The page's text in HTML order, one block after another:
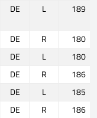
DE L
189
DE R
180
DE L
180
DE R
186
DE L
185
DE R
186